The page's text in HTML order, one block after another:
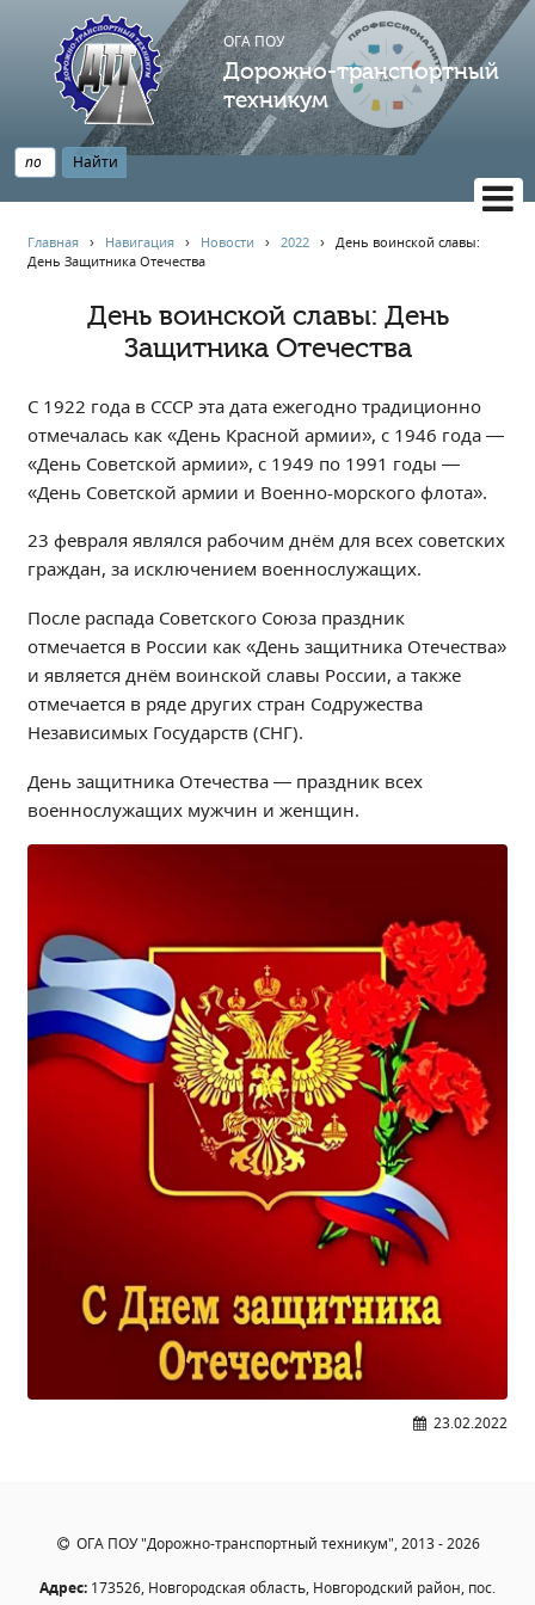
ОГА ПОУ
Дорожно-транспортный
техникум
НАВИГАЦИЯ
Главная
Профессионалитет
Опрос по качеству образования
Новости
Наблюдательный совет
Независимая оценка качества
Обращения онлайн
Контакты
Региональный центр по профилактике ДДТТ
Учебно-производственный комплекс
Противодействие коррупции
СВЕДЕНИЯ ОБ ОБРАЗОВАТЕЛЬНОЙ ОРГАНИЗАЦИИ
Основные сведения
Структура и органы управления образовательной
организацией
Документы
Образование
Образовательные стандарты и требования
Руководство
Педагогический состав
Материально-техническое обеспечение и
оснащенность образовательного процесса.
Доступная среда
Стипендии и меры поддержки обучающихся
Платные образовательные услуги
Финансово-хозяйственная деятельность
УЧЕБНАЯ РАБОТА
Главная › Навигация › Новости ›2022 ›День воинской славы:
День Защитника Отечества
День воинской славы: День
Защитника Отечества
С 1922 года в СССР эта дата ежегодно традиционно
отмечалась как «День Красной армии», с 1946 года —
«День Советской армии», с 1949 по 1991 годы —
«День Советской армии и Военно-морского флота».
23 февраля являлся рабочим днём для всех советских
граждан, за исключением военнослужащих.
После распада Советского Союза праздник
отмечается в России как «День защитника Отечества»
и является днём воинской славы России, а также
отмечается в ряде других стран Содружества
Независимых Государств (СНГ).
День защитника Отечества — праздник всех
военнослужащих мужчин и женщин.
23.02.2022
ОГА ПОУ "Дорожно-транспортный техникум", 2013 - 2026
Адрес: 173526, Новгородская область, Новгородский район, пос.